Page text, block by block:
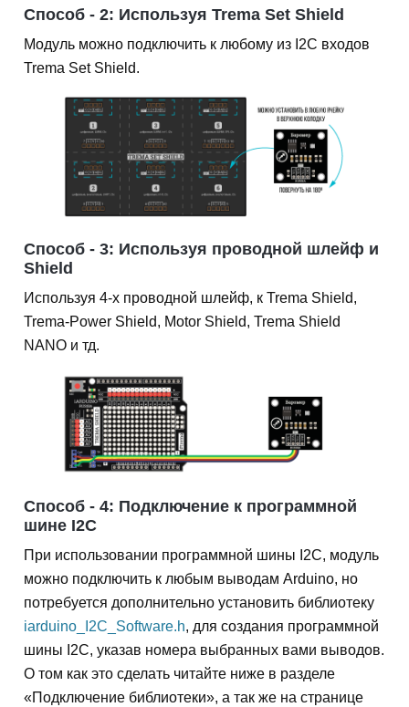
Способ - 2: Используя Trema Set Shield
Модуль можно подключить к любому из I2C входов
Trema Set Shield.
Способ - 3: Используя проводной шлейф и
Shield
Используя 4-х проводной шлейф, к Trema Shield,
Trema-Power Shield, Motor Shield, Trema Shield
NANO и тд.
Способ - 4: Подключение к программной
шине I2C
При использовании программной шины I2C, модуль
можно подключить к любым выводам Arduino, но
потребуется дополнительно установить библиотеку
iarduino_I2C_Software.h, для создания программной
шины I2C, указав номера выбранных вами выводов.
О том как это сделать читайте ниже в разделе
«Подключение библиотеки», а так же на странице